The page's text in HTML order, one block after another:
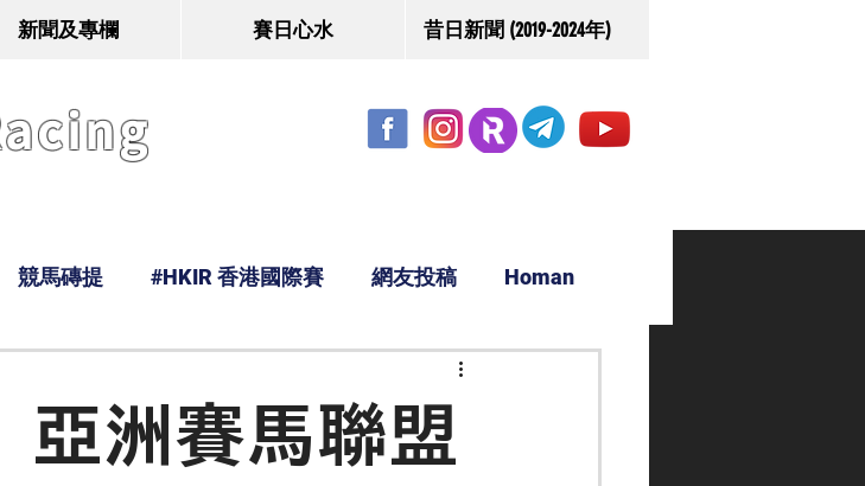
新聞及專欄 賽日心水 昔日新聞 (2019-2024年)
競馬磚提 #HKIR 香港國際賽 網友投稿 Homan
典戰線
亞洲賽馬聯盟